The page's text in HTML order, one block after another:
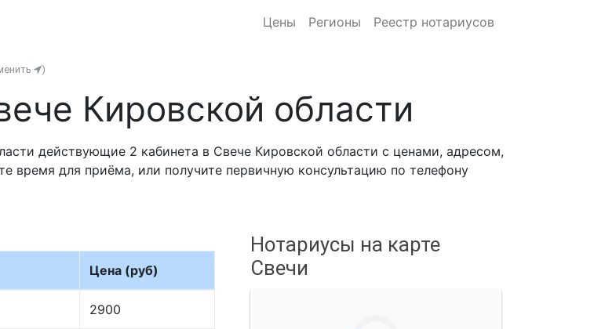
Цены Регионы Реестр нотариусов
)
Кировской области
действующие 2 кабинета в Свече Кировской области с ценами, адресом,
время для приёма, или получите первичную консультацию по телефону
Цена (руб)
2900
Нотариусы на карте
Свечи